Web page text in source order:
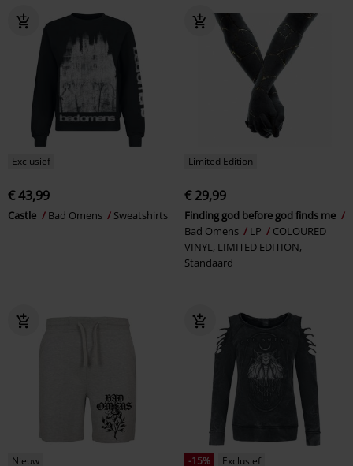
Exclusief
€ 43,99
Castle Bad Omens Sweatshirts
Limited Edition
€ 29,99
Finding god before god finds me
Bad Omens
LP
COLOURED
VINYL, LIMITED EDITION,
Standaard
Nieuw -15% Exclusief